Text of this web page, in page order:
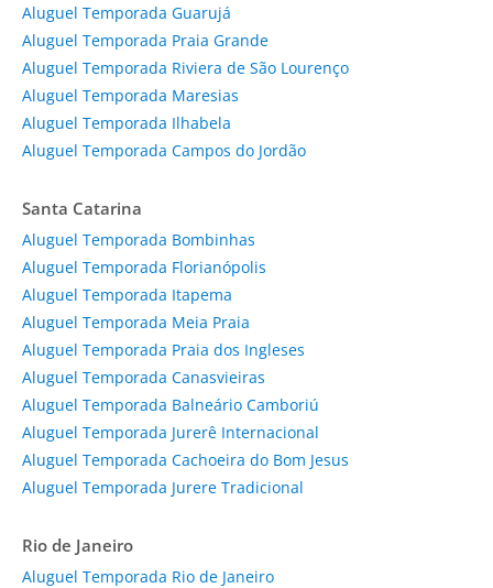
Aluguel Temporada Guarujá
Aluguel Temporada Praia Grande
Aluguel Temporada Riviera de São Lourenço
Aluguel Temporada Maresias
Aluguel Temporada Ilhabela
Aluguel Temporada Campos do Jordão
Santa Catarina
Aluguel Temporada Bombinhas
Aluguel Temporada Florianópolis
Aluguel Temporada Itapema
Aluguel Temporada Meia Praia
Aluguel Temporada Praia dos Ingleses
Aluguel Temporada Canasvieiras
Aluguel Temporada Balneário Camboriú
Aluguel Temporada Jurerê Internacional
Aluguel Temporada Cachoeira do Bom Jesus
Aluguel Temporada Jurere Tradicional
Rio de Janeiro
Aluguel Temporada Rio de Janeiro